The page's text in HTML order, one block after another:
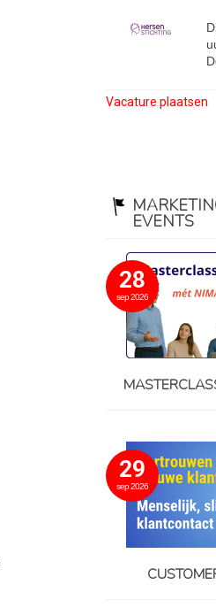
Vacature plaatsen
EVENTS
28
sep 2026
29
sep 2026